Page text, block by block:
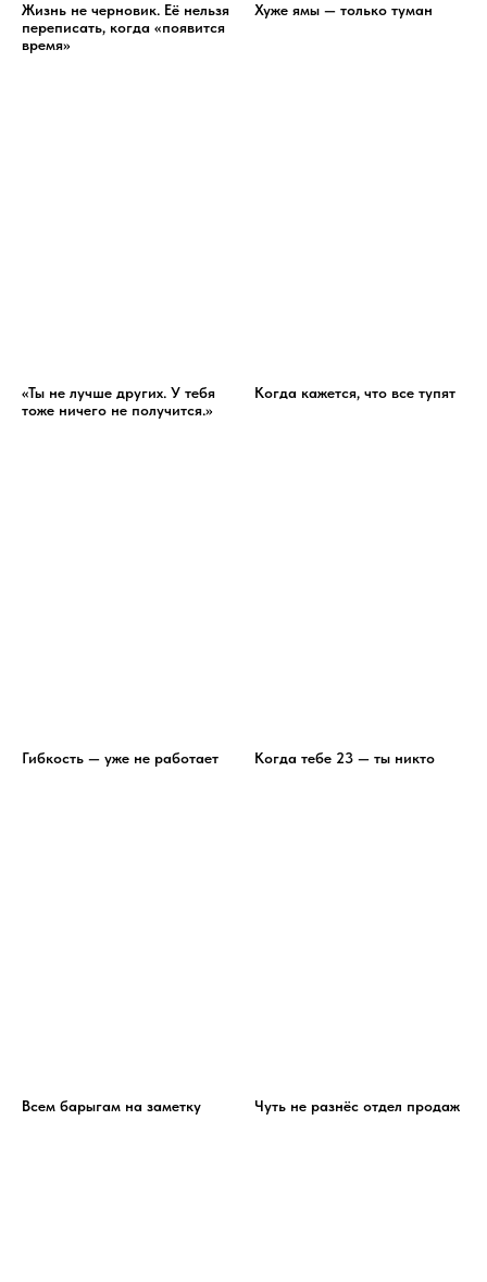
Жизнь не черновик. Её нельзя
переписать, когда «появится
время»
Хуже ямы — только туман
«Ты не лучше других. У тебя
тоже ничего не получится.»
Когда кажется, что все тупят
Гибкость — уже не работает Когда тебе 23 — ты никто
Всем барыгам на заметку Чуть не разнёс отдел продаж